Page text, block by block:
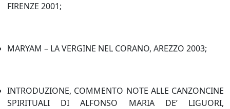
FIRENZE 2001;
MARYAM – LA VERGINE NEL CORANO, AREZZO 2003;
INTRODUZIONE, COMMENTO NOTE ALLE CANZONCINE
SPIRITUALI DI ALFONSO MARIA DE’ LIGUORI,